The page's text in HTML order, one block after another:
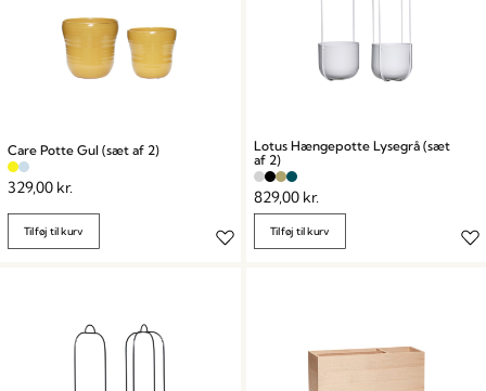
Care Potte Gul (sæt af 2)
329,00 kr.
Tilføj til kurv
Lotus Hængepotte Lysegrå (sæt
af 2)
829,00 kr.
Tilføj til kurv